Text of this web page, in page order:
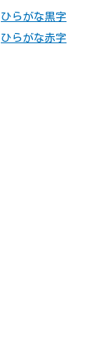
ひらがな黒字
ひらがな赤字